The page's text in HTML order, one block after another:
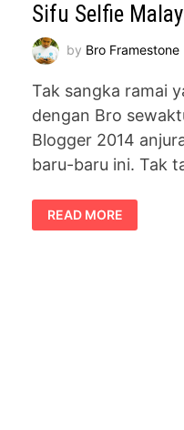
Sifu Selfie
by Bro Framestone
Tak sangka ramai
dengan Bro
Blogger 2014
baru-baru ini. Tak
SIFU
SELFIE
MALAYSIA
READ MORE